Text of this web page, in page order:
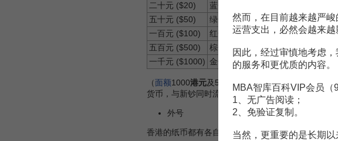
二十元 ($20)
蓝色
五十元 ($50)
绿色
在本港栖息的蝴蝶
一百元 ($100)
红色
承传艺术文化的粤剧
五百元 ($500)
棕色 景观壮丽的香港联合国教科
一千元 ($1000) 金色 香港作为金融中心的地位
（面额1000港元及500港元的新钞，将分别于2018
货币，与新钞同时流通，在适当时候会被逐步收回。
外号
香港的纸币都有各自的外号俗称，详列如下：
然而，在目前越来越严
运营支出，必然会越来越
因此，经过审慎地考虑
的服务和更优质的内容。
MBA智库百科VIP会员（
1、无广告阅读；
2、免验证复制。
当然，更重要的是长期